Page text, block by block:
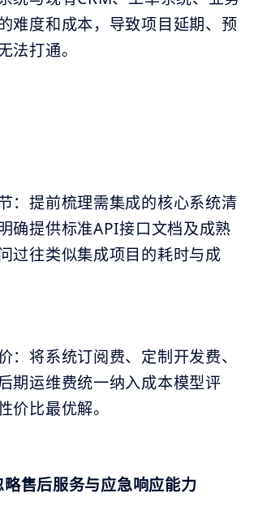
难度和成本，导致项目延期、预
法打通。
：提前梳理需集成的核心系统清
确提供标准API接口文档及成熟
过往类似集成项目的耗时与成
：将系统订阅费、定制开发费、
期运维费统一纳入成本模型评
价比最优解。
售后服务与应急响应能力